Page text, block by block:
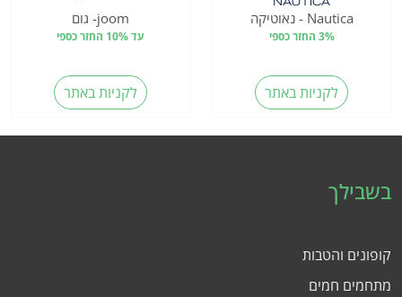
Nautica - נאוטיקה
3% החזר כספי
לקניות באתר
joom- גום
עד 10% החזר כספי
לקניות באתר
בשבילך
קופונים והטבות
מתחמים חמים